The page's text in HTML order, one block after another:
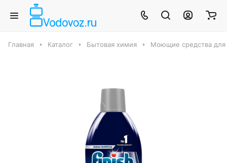
Главная Каталог Бытовая химия Моющие средства